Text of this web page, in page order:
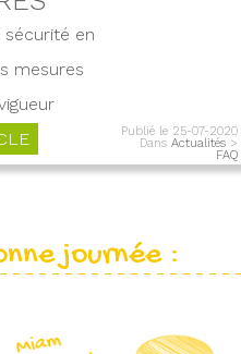
sécurité en
mesures
Publié le 25-07-2020
Dans Actualités >
FAQ
journée :